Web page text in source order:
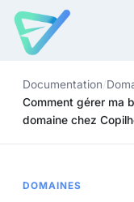
Aller
contenu
Documentation/
Comment gérer ma
domaine chez
DOMAINES